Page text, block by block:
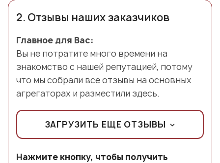
2. Отзывы наших заказчиков
Главное для Вас:
Вы не потратите много времени на
знакомство с нашей репутацией, потому
что мы собрали все отзывы на основных
агрегаторах и разместили здесь.
ЗАГРУЗИТЬ ЕЩЕ ОТЗЫВЫ
Нажмите кнопку, чтобы получить